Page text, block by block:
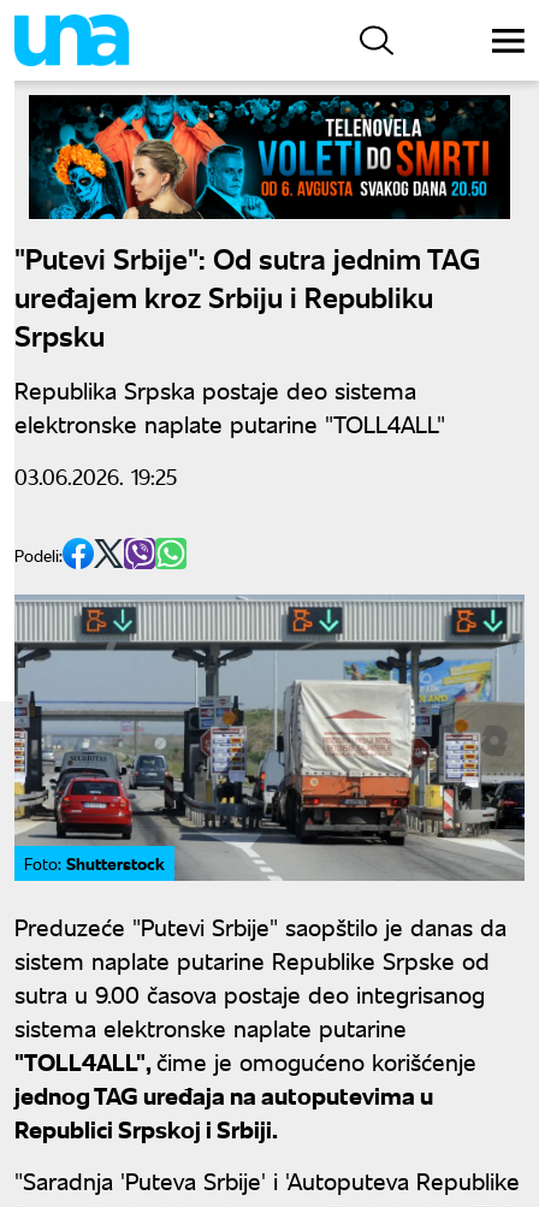
"Putevi Srbije": Od sutra jednim TAG
uređajem kroz Srbiju i Republiku
Srpsku
Republika Srpska postaje deo sistema
elektronske naplate putarine "TOLL4ALL"
03.06.2026. 19:25
Podeli:
Foto: Shutterstock
Preduzeće "Putevi Srbije" saopštilo je danas da
sistem naplate putarine Republike Srpske od
sutra u 9.00 časova postaje deo integrisanog
sistema elektronske naplate putarine
"TOLL4ALL",čime je omogućeno korišćenje
jednog TAG uređaja na autoputevima u
Republici Srpskoj i Srbiji.
"Saradnja 'Puteva Srbije' i 'Autoputeva Republike